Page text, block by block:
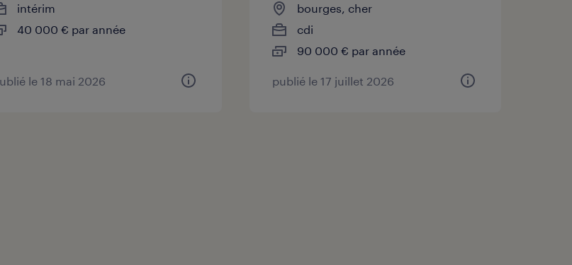
intérim
40 000 € par année
le 18 mai 2026
bourges, cher
cdi
90 000 € par année
publié le 17 juillet 2026